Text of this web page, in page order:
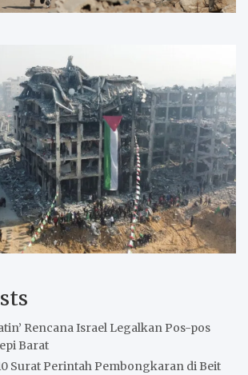
Rencana Israel Legalkan Pos-pos
Barat
Surat Perintah Pembongkaran di Beit